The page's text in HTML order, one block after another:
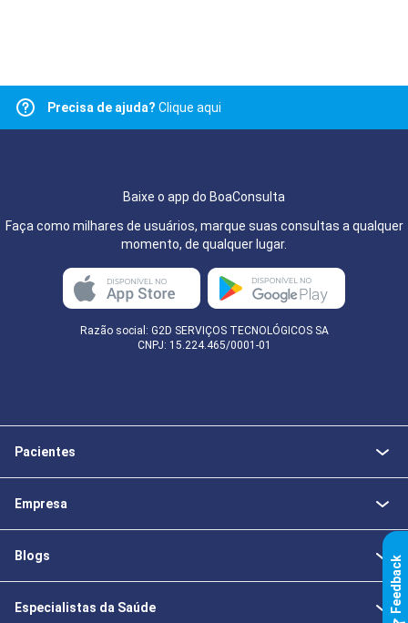
Precisa de ajuda? Clique aqui
Baixe o app do BoaConsulta
Faça como milhares de usuários, marque suas consultas a qualquer
momento, de qualquer lugar.
Razão social: G2D SERVIÇOS TECNOLÓGICOS SA
CNPJ: 15.224.465/0001-01
Pacientes
Empresa
Blogs
Especialistas da Saúde k